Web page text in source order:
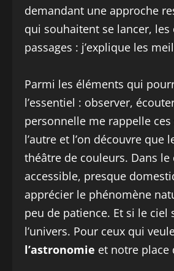
demandant une approche
qui souhaitent se lancer,
passages : j’explique les
Parmi les éléments qui
l’essentiel : observer,
personnelle me rappelle
l’autre et l’on découvre
théâtre de couleurs. Dans le
accessible, presque
apprécier le phénomène
peu de patience. Et si le ciel
l’univers. Pour ceux qui
l’astronomie et notre place